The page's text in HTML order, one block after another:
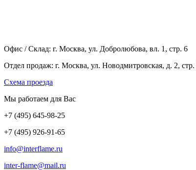
Офис / Склад: г. Москва, ул. Добролюбова, вл. 1, стр. 6
Отдел продаж: г. Москва, ул. Новодмитровская, д. 2, стр.
Cхема проезда
Мы работаем для Вас
+7 (495) 645-98-25
+7 (495) 926-91-65
info@interflame.ru
inter-flame@mail.ru